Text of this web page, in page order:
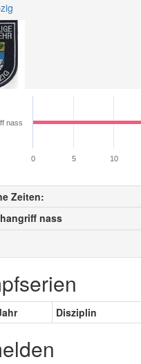
nass
0 5 10
Zeiten:
nass
Disziplin